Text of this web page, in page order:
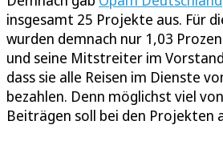
insgesamt 25 Projekte aus. Für
wurden demnach nur 1,03
und seine Mitstreiter im
dass sie alle Reisen im Dienste
bezahlen. Denn möglichst viel
Beiträgen soll bei den Projekten